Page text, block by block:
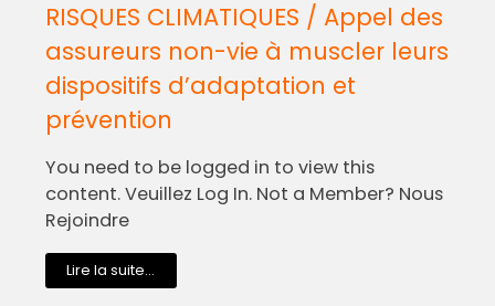
RISQUES CLIMATIQUES / Appel des
assureurs non-vie à muscler leurs
dispositifs d’adaptation et
prévention
You need to be logged in to view this
content. Veuillez Log In. Not a Member? Nous
Rejoindre
Lire la suite...